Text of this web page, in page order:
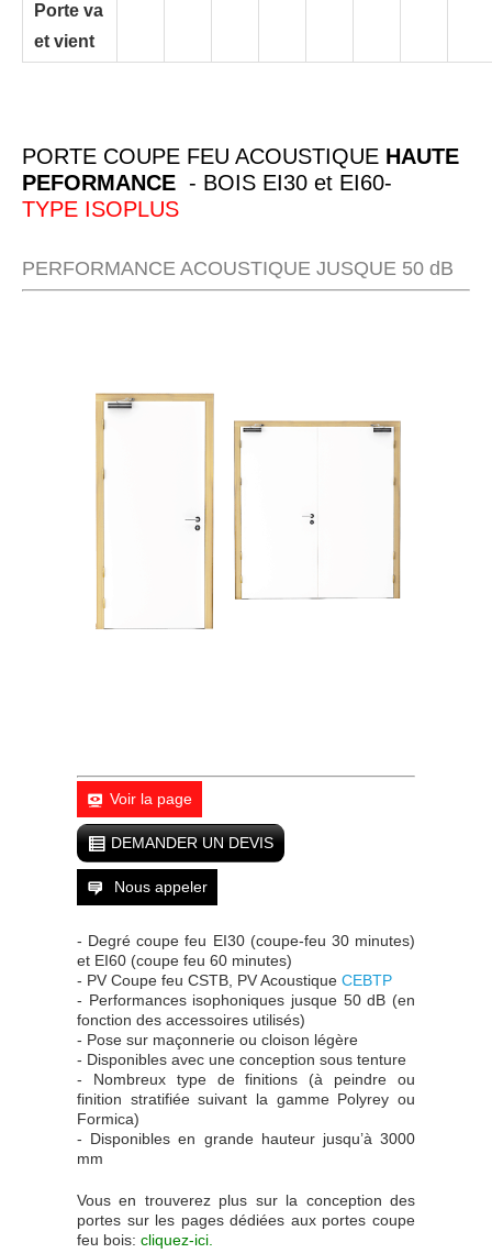
Porte va
et vient
PORTE COUPE FEU ACOUSTIQUE HAUTE
PEFORMANCE - BOIS EI30 et EI60-
TYPE ISOPLUS
PERFORMANCE ACOUSTIQUE JUSQUE 50 dB
Voir la page
DEMANDER UN DEVIS
Nous appeler
- Degré coupe feu EI30 (coupe-feu 30 minutes)
et EI60 (coupe feu 60 minutes)
- PV Coupe feu CSTB, PV Acoustique CEBTP
- Performances isophoniques jusque 50 dB (en
fonction des accessoires utilisés)
- Pose sur maçonnerie ou cloison légère
- Disponibles avec une conception sous tenture
- Nombreux type de finitions (à peindre ou
finition stratifiée suivant la gamme Polyrey ou
Formica)
- Disponibles en grande hauteur jusqu’à 3000
mm
Vous en trouverez plus sur la conception des
portes sur les pages dédiées aux portes coupe
feu bois: cliquez-ici.